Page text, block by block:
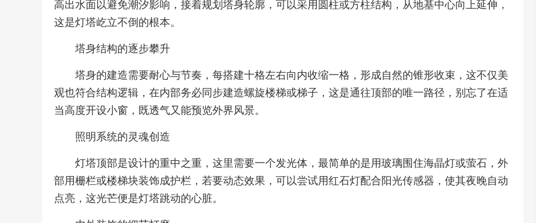
高出水面以避免潮汐影响，接着规划塔身轮廓，可以采用圆柱或方柱结构，从地基中心向上延伸，
这是灯塔屹立不倒的根本。
塔身结构的逐步攀升
塔身的建造需要耐心与节奏，每搭建十格左右向内收缩一格，形成自然的锥形收束，这不仅美
观也符合结构逻辑，在内部务必同步建造螺旋楼梯或梯子，这是通往顶部的唯一路径，别忘了在适
当高度开设小窗，既透气又能预览外界风景。
照明系统的灵魂创造
灯塔顶部是设计的重中之重，这里需要一个发光体，最简单的是用玻璃围住海晶灯或萤石，外
部用栅栏或楼梯块装饰成护栏，若要动态效果，可以尝试用红石灯配合阳光传感器，使其夜晚自动
点亮，这光芒便是灯塔跳动的心脏。